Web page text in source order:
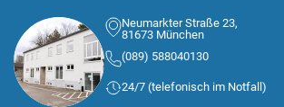
Neumarkter Straße 23,
81673 München
(089) 588040130
24/7 (telefonisch im Notfall)